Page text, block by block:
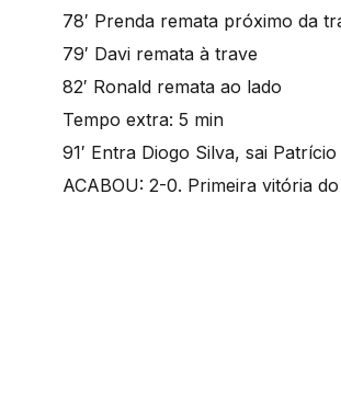
78′ Prenda remata próximo da
79′ Davi remata à trave
82′ Ronald remata ao lado
Tempo extra: 5 min
91′ Entra Diogo Silva, sai Patrício
ACABOU: 2-0. Primeira vitória